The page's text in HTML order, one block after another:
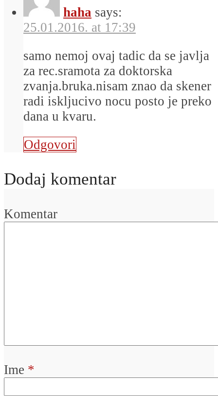
haha says:
25.01.2016. at 17:39
samo nemoj ovaj tadic da se javlja
za rec.sramota za doktorska
zvanja.bruka.nisam znao da skener
radi iskljucivo nocu posto je preko
dana u kvaru.
Odgovori
Dodaj komentar
Komentar
Ime *